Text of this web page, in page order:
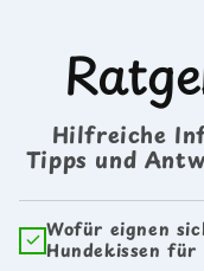
Hilfreiche
Tipps und
Wofür eignen
Hundekissen für